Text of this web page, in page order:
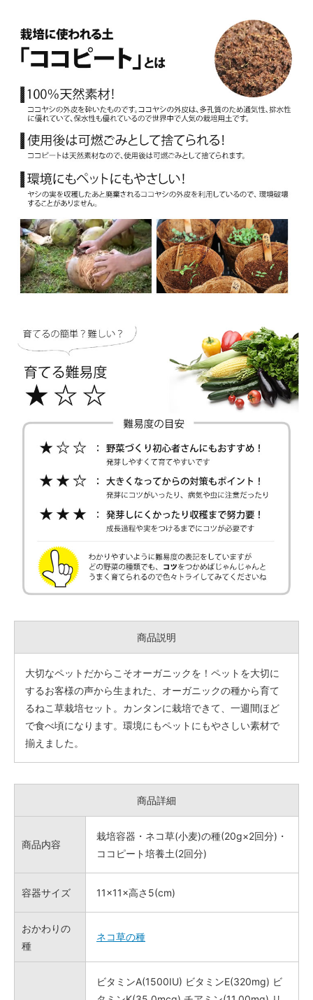
商品説明
大切なペットだからこそオーガニックを！ペットを大切に
するお客様の声から生まれた、オーガニックの種から育て
るねこ草栽培セット。カンタンに栽培できて、一週間ほど
で食べ頃になります。環境にもペットにもやさしい素材で
揃えました。
商品詳細
商品内容
栽培容器・ネコ草(小麦)の種(20g×2回分)・
ココピート培養土(2回分)
容器サイズ 11×11×高さ5(cm)
おかわりの
種
ネコ草の種
ビタミンA(1500IU) ビタミンE(320mg) ビ